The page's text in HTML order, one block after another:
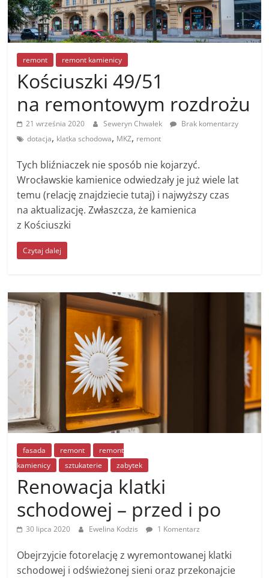
remont remont kamienicy
Kościuszki 49/51
na remontowym rozdrożu
21 września 2020 Seweryn Chwałek
Brak komentarzy
dotacja, klatka schodowa, MKZ, remont
Tych bliźniaczek nie sposób nie kojarzyć.
Wrocławskie kamienice odwiedzały je już wiele lat
temu (relację znajdziecie tutaj) i najwyższy czas
na aktualizację. Zwłaszcza, że kamienica
z Kościuszki
Czytaj dalej
fasada remont
remont
kamienicy
sztukaterie zabytek
Renowacja klatki
schodowej – przed i po
30 lipca 2020 Ewelina Kodzis 1 Komentarz
Obejrzyjcie fotorelację z wyremontowanej klatki
schodowej i odświeżonej sieni oraz przekonajcie